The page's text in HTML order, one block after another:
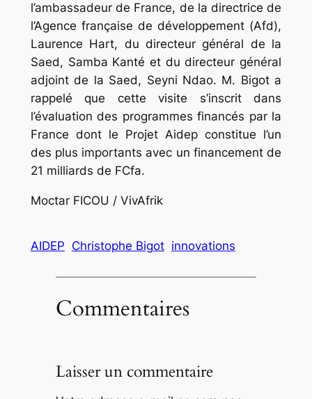
l’ambassadeur de France, de la directrice de
l’Agence française de développement (Afd),
Laurence Hart, du directeur général de la
Saed, Samba Kanté et du directeur général
adjoint de la Saed, Seyni Ndao. M. Bigot a
rappelé que cette visite s’inscrit dans
l’évaluation des programmes financés par la
France dont le Projet Aidep constitue l’un
des plus importants avec un financement de
21 milliards de FCfa.
Moctar FICOU / VivAfrik
AIDEP Christophe Bigot innovations
Commentaires
Laisser un commentaire